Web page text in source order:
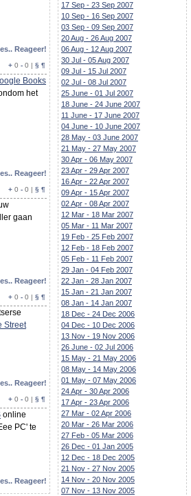
17 Sep - 23 Sep 2007
10 Sep - 16 Sep 2007
03 Sep - 09 Sep 2007
20 Aug - 26 Aug 2007
06 Aug - 12 Aug 2007
30 Jul - 05 Aug 2007
09 Jul - 15 Jul 2007
02 Jul - 08 Jul 2007
25 June - 01 Jul 2007
18 June - 24 June 2007
11 June - 17 June 2007
04 June - 10 June 2007
28 May - 03 June 2007
21 May - 27 May 2007
30 Apr - 06 May 2007
23 Apr - 29 Apr 2007
16 Apr - 22 Apr 2007
09 Apr - 15 Apr 2007
02 Apr - 08 Apr 2007
12 Mar - 18 Mar 2007
05 Mar - 11 Mar 2007
19 Feb - 25 Feb 2007
12 Feb - 18 Feb 2007
05 Feb - 11 Feb 2007
29 Jan - 04 Feb 2007
22 Jan - 28 Jan 2007
15 Jan - 21 Jan 2007
08 Jan - 14 Jan 2007
18 Dec - 24 Dec 2006
04 Dec - 10 Dec 2006
13 Nov - 19 Nov 2006
26 June - 02 Jul 2006
15 May - 21 May 2006
08 May - 14 May 2006
01 May - 07 May 2006
24 Apr - 30 Apr 2006
17 Apr - 23 Apr 2006
27 Mar - 02 Apr 2006
20 Mar - 26 Mar 2006
27 Feb - 05 Mar 2006
26 Dec - 01 Jan 2005
12 Dec - 18 Dec 2005
21 Nov - 27 Nov 2005
14 Nov - 20 Nov 2005
07 Nov - 13 Nov 2005
Reageer!
+ 0 - 0 | § ¶
Books
het
Reageer!
+ 0 - 0 | § ¶
gaan
Reageer!
+ 0 - 0 | § ¶
Street
Reageer!
+ 0 - 0 | § ¶
online
PC' te
Reageer!